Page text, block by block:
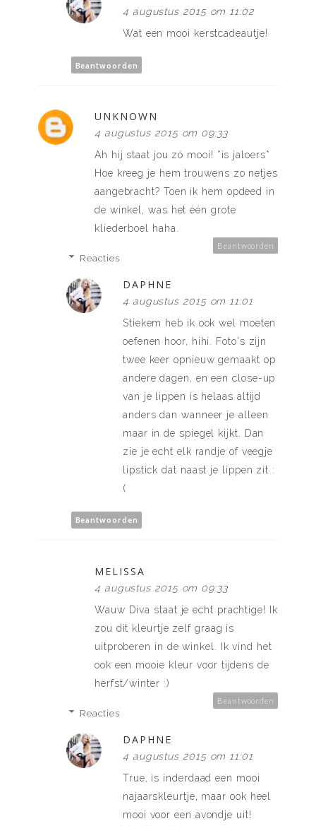
4 augustus 2015 om 11:02
Wat een mooi kerstcadeautje!
Beantwoorden
UNKNOWN
4 augustus 2015 om 09:33
Ah hij staat jou zó mooi! *is jaloers*
Hoe kreeg je hem trouwens zo netjes
aangebracht? Toen ik hem opdeed in
de winkel, was het één grote
kliederboel haha.
Beantwoorden
Reacties
DAPHNE
4 augustus 2015 om 11:01
Stiekem heb ik ook wel moeten
oefenen hoor, hihi. Foto's zijn
twee keer opnieuw gemaakt op
andere dagen, en een close-up
van je lippen is helaas altijd
anders dan wanneer je alleen
maar in de spiegel kijkt. Dan
zie je echt elk randje of veegje
lipstick dat naast je lippen zit :
(
Beantwoorden
MELISSA
4 augustus 2015 om 09:33
Wauw Diva staat je echt prachtige! Ik
zou dit kleurtje zelf graag is
uitproberen in de winkel. Ik vind het
ook een mooie kleur voor tijdens de
herfst/winter :)
Beantwoorden
Reacties
DAPHNE
4 augustus 2015 om 11:01
True, is inderdaad een mooi
najaarskleurtje, maar ook heel
mooi voor een avondje uit!